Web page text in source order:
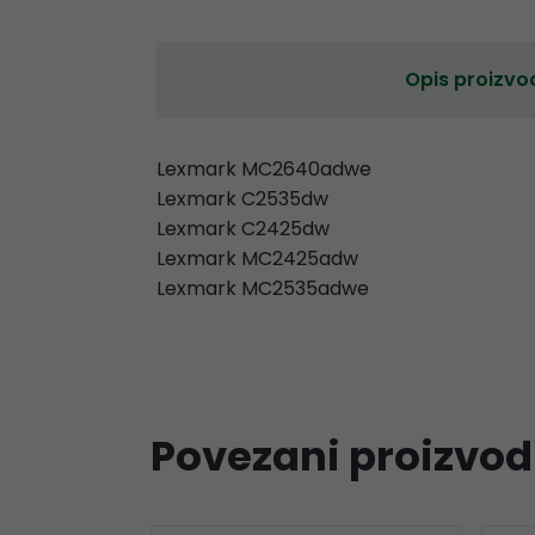
Opis
Lexmark MC2640adwe
Lexmark C2535dw
Lexmark C2425dw
Lexmark MC2425adw
Lexmark MC2535adwe
Povezani